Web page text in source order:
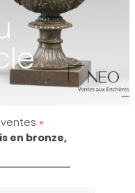
»
en bronze,